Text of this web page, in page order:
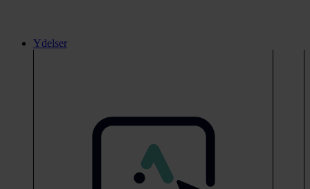
Ydelser